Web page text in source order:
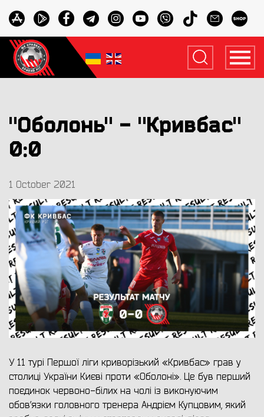
"Оболонь" - "Кривбас"
0:0
1 October 2021
У 11 турі Першої ліги криворізький «Кривбас» грав у
столиці України Києві проти «Оболоні». Це був перший
поєдинок червоно-білих на чолі із виконуючим
обов’язки головного тренера Андрієм Купцовим, який